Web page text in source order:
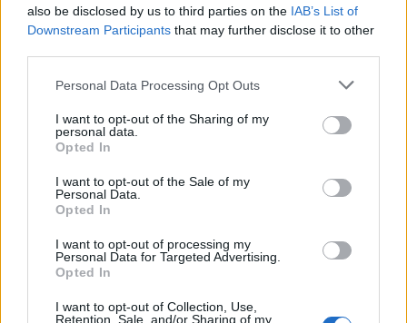
also be disclosed by us to third parties on the IAB’s List of
Downstream Participants that may further disclose it to other
Please note that this website/app uses one or more Google
not limited to your visit or usage behaviour. You may click to
grant or deny consent to Google and its third-party tags to
use your data for below specified purposes in below Google
consent section.
Personal Data Processing Opt Outs
I want to opt-out of the Sharing of my
personal data.
Opted In
I want to opt-out of the Sale of my
Personal Data.
Opted In
I want to opt-out of processing my
Personal Data for Targeted Advertising.
Opted In
I want to opt-out of Collection, Use,
Retention, Sale, and/or Sharing of my
MetaMask não é o passaporte para a internet que aspira
dia, isso realmente poderia resolver nossos problemas de
identidade, segurança e finanças na web.
não significa que ainda não valha a pena ter. Mesmo
enquanto esperamos pela próxima geração da Internet,
MetaMask já é uma carteira acessível e fácil de usar,
dando a você tudo que você precisa para mergulhar no